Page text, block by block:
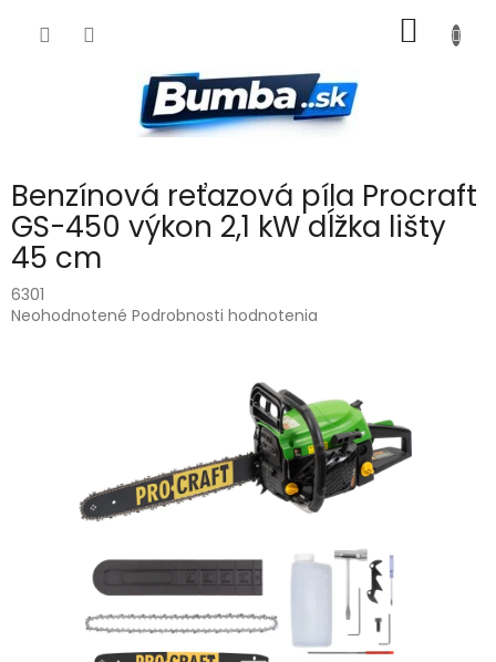
KOŠÍK
Benzínová reťazová píla Procraft
GS-450 výkon 2,1 kW dĺžka lišty
45 cm
6301
Priemerné
Neohodnotené Podrobnosti hodnotenia